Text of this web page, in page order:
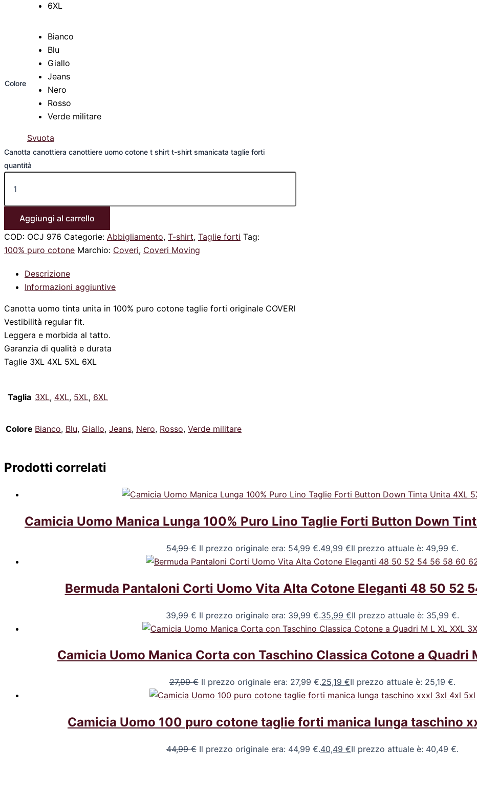
6XL
Colore
Bianco
Blu
Giallo
Jeans
Nero
Rosso
Verde militare
Svuota
Canotta canottiera canottiere uomo cotone t shirt t-shirt smanicata taglie forti
quantità
Aggiungi al carrello
COD: OCJ 976 Categorie: Abbigliamento, T-shirt, Taglie forti Tag:
100% puro cotone Marchio: Coveri, Coveri Moving
Descrizione
Informazioni aggiuntive
Canotta uomo tinta unita in 100% puro cotone taglie forti originale COVERI
Vestibilità regular fit.
Leggera e morbida al tatto.
Garanzia di qualità e durata
Taglie 3XL 4XL 5XL 6XL
Taglia 3XL, 4XL, 5XL, 6XL
Colore Bianco, Blu, Giallo, Jeans, Nero, Rosso, Verde militare
Prodotti correlati
Camicia Uomo Manica Lunga 100% Puro Lino Taglie Forti Button Down
54,99€ Il prezzo originale era: 54,99 €.49,99 €Il prezzo attuale è: 49,99 €.
Bermuda Pantaloni Corti Uomo Vita Alta Cotone Eleganti 48 50 52
39,99€ Il prezzo originale era: 39,99 €.35,99 €Il prezzo attuale è: 35,99 €.
Camicia Uomo Manica Corta con Taschino Classica Cotone a Quadri
27,99€ Il prezzo originale era: 27,99 €.25,19 €Il prezzo attuale è: 25,19 €.
Camicia Uomo 100 puro cotone taglie forti manica lunga taschino
44,99€ Il prezzo originale era: 44,99 €.40,49 €Il prezzo attuale è: 40,49 €.